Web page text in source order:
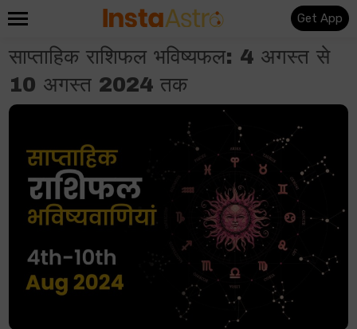
Get App
साप्ताहिक राशिफल भविष्यफल: 4 अगस्त से
10 अगस्त 2024 तक